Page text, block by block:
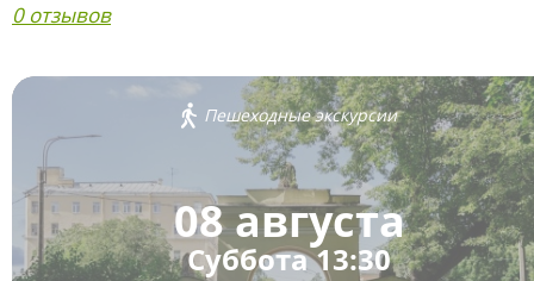
0 отзывов
Пешеходные экскурсии
08 августа
Суббота 13:30